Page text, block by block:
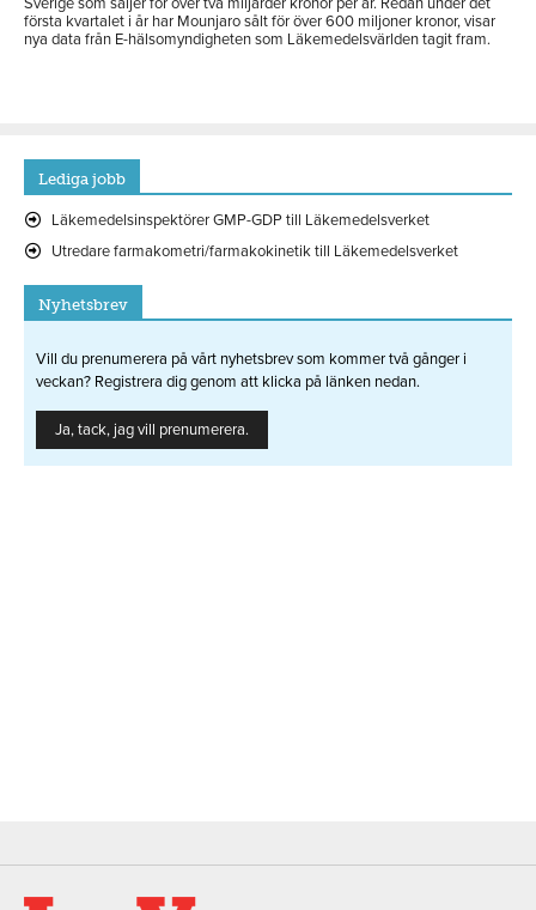
första kvartalet i år har Mounjaro sålt för över 600 miljoner kronor, visar
nya data från E-hälsomyndigheten som Läkemedelsvärlden tagit fram.
Lediga jobb
Läkemedelsinspektörer GMP-GDP till Läkemedelsverket
Utredare farmakometri/farmakokinetik till Läkemedelsverket
Nyhetsbrev
Vill du prenumerera på vårt nyhetsbrev som kommer två gånger i
veckan? Registrera dig genom att klicka på länken nedan.
Ja, tack, jag vill prenumerera.